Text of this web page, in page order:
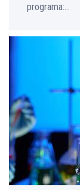
programa:...